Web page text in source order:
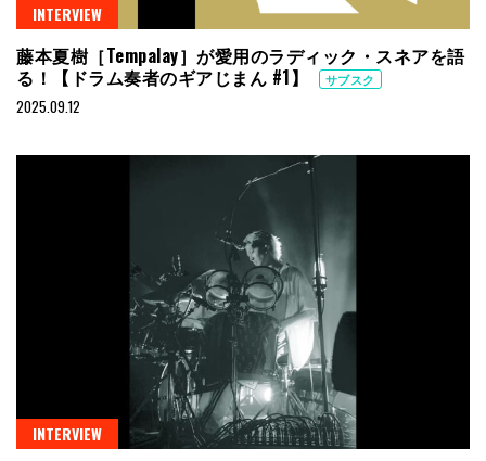
INTERVIEW
藤本夏樹［Tempalay］が愛用のラディック・スネアを語
る！【ドラム奏者のギアじまん #1】
サブスク
2025.09.12
INTERVIEW